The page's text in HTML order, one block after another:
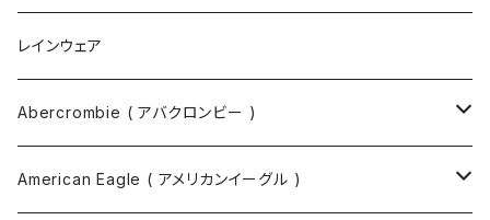
ボディバッグ
バックパック
ツールバッグ
ネックレス
指輪
バングル
レインウェア
Abercrombie ( アバクロンビー )
スウェット
American Eagle ( アメリカンイーグル )